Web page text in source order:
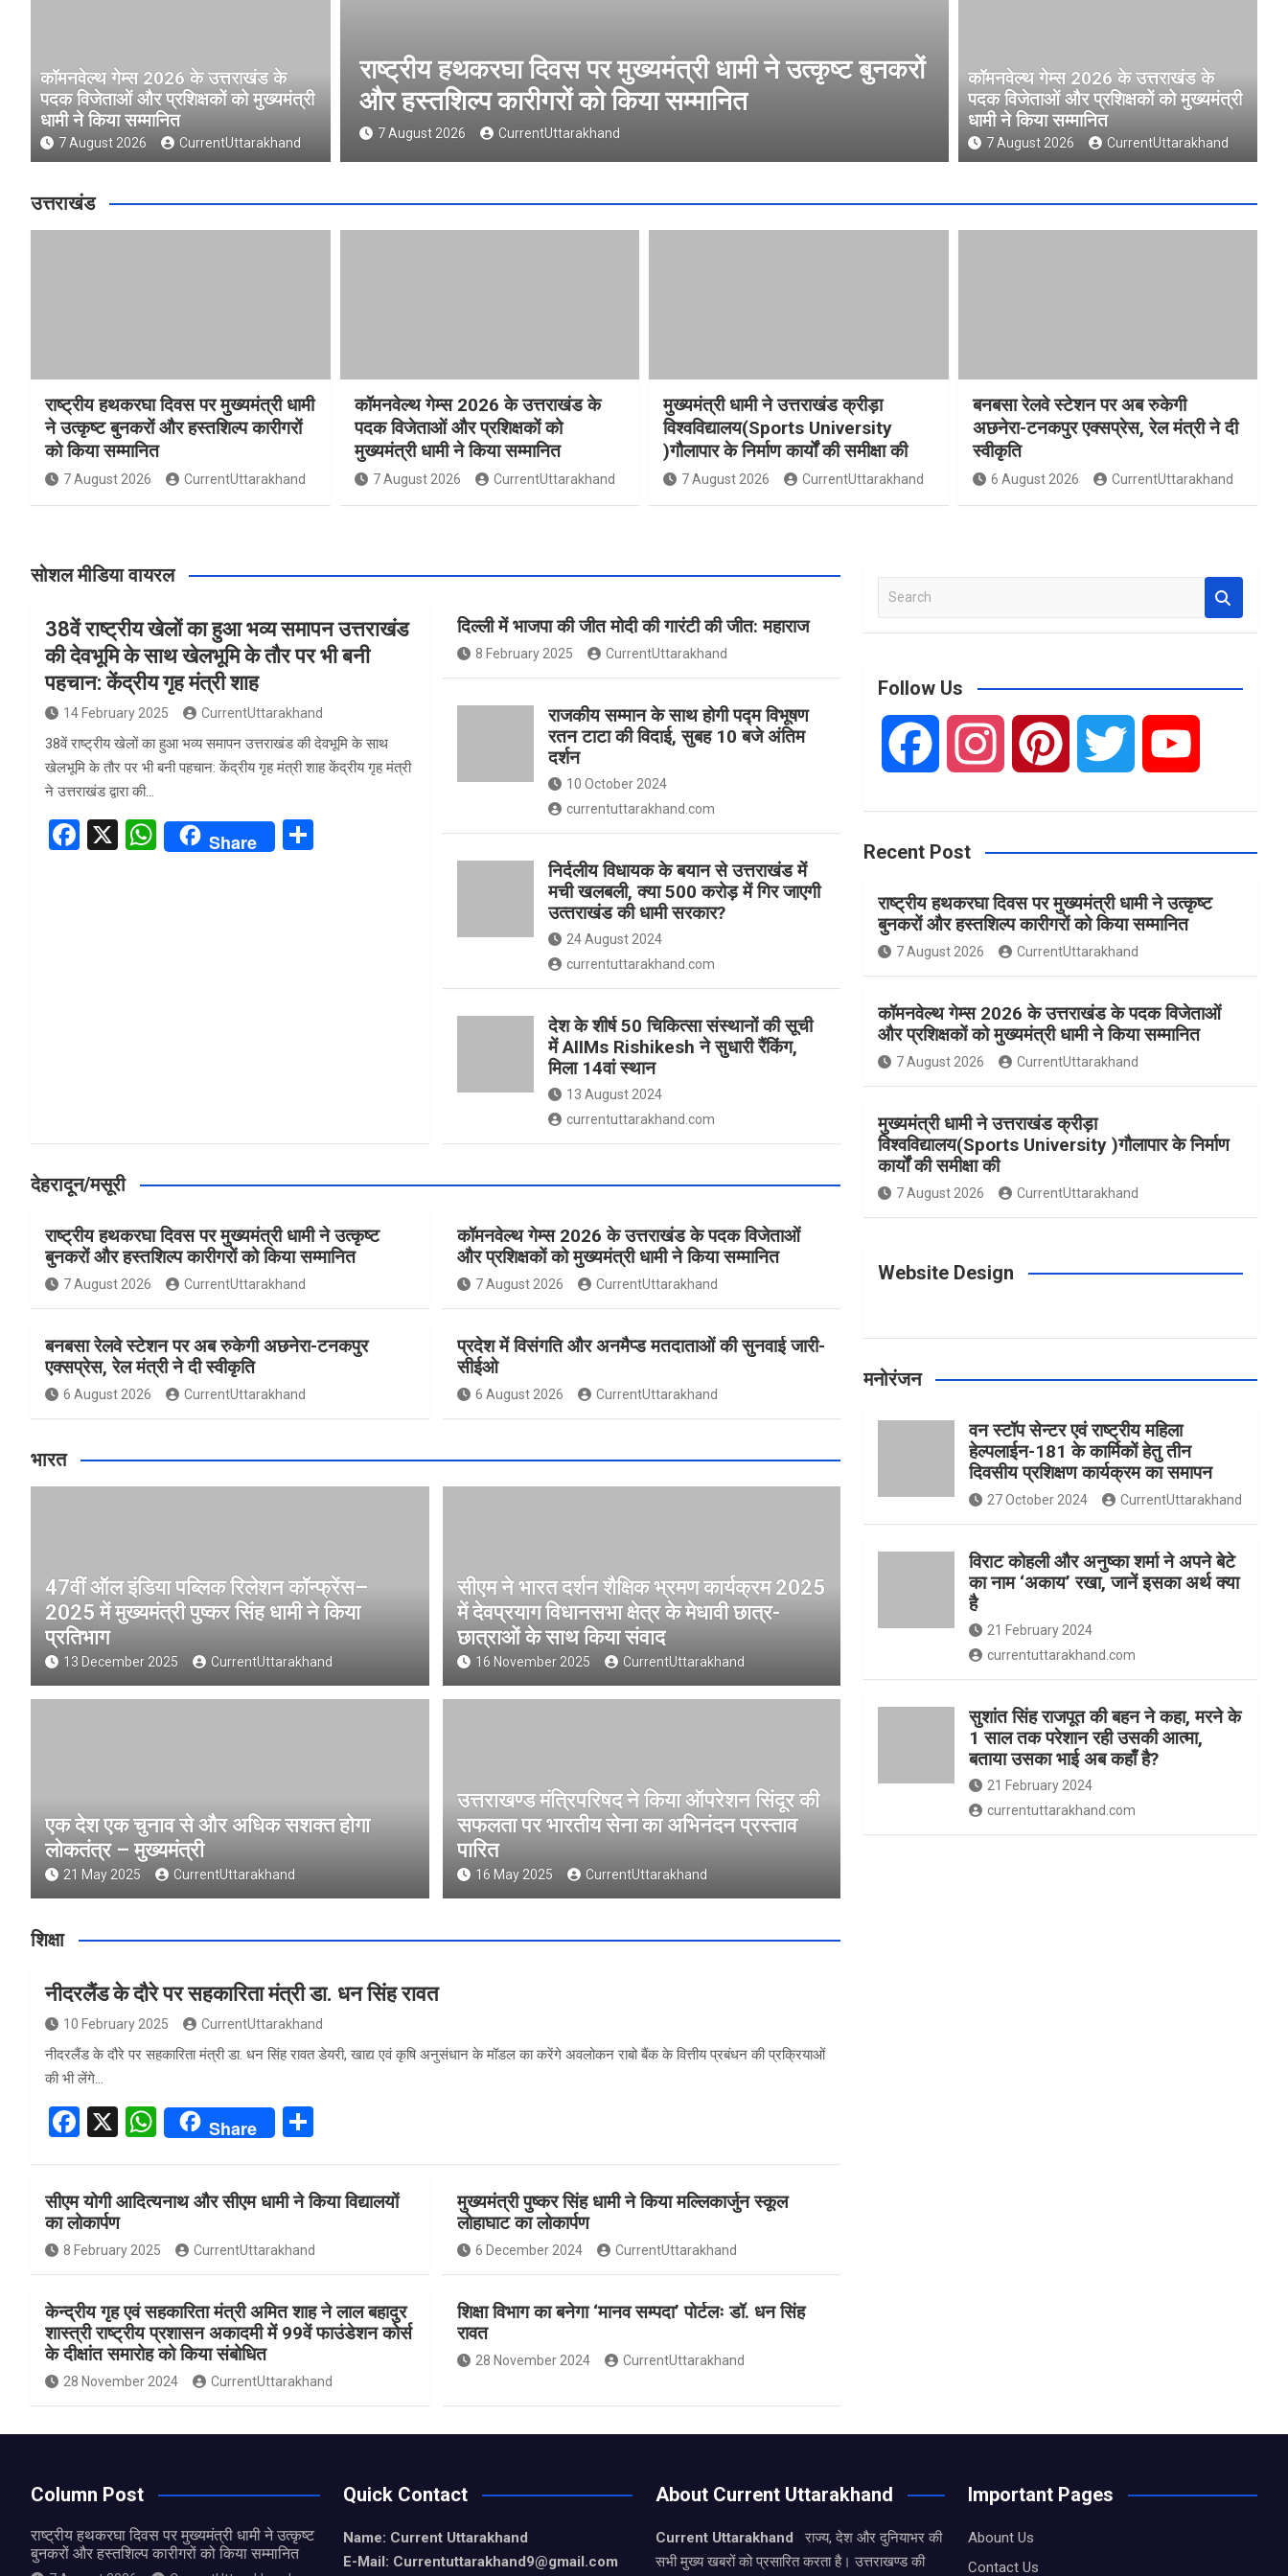
कॉमनवेल्थ गेम्स 2026 के उत्तराखंड के
पदक विजेताओं और प्रशिक्षकों को मुख्यमंत्री
धामी ने किया सम्मानित
7 August 2026 CurrentUttarakhand
पर मुख्यमंत्री धामी ने उत्कृष्ट बुनकरों
किया सम्मानित
कॉमनवेल्थ गेम्स 2026 के उत्तराखंड के पदक विजेताओं और
प्रशिक्षकों को मुख्यमंत्री धामी ने किया सम्मानित
7 August 2026 CurrentUttarakhand
मुख्यमंत्री धामी ने उत्तराखंड
University )गौलापार के
7 August 2026
कॉमनवेल्थ गेम्स 2026 के उत्तराखंड के
पदक विजेताओं और प्रशिक्षकों को मुख्यमंत्री
धामी ने किया सम्मानित
7 August 2026 CurrentUttarakhand
उत्तराखंड
राष्ट्रीय हथकरघा दिवस पर मुख्यमंत्री धामी
ने उत्कृष्ट बुनकरों और हस्तशिल्प कारीगरों
को किया सम्मानित
7 August 2026 CurrentUttarakhand
कॉमनवेल्थ गेम्स 2026 के उत्तराखंड के
पदक विजेताओं और प्रशिक्षकों को
मुख्यमंत्री धामी ने किया सम्मानित
7 August 2026 CurrentUttarakhand
मुख्यमंत्री धामी ने उत्तराखंड क्रीड़ा
विश्वविद्यालय(Sports University
)गौलापार के निर्माण कार्यों की समीक्षा की
7 August 2026 CurrentUttarakhand
बनबसा रेलवे स्टेशन पर अब रुकेगी
अछनेरा-टनकपुर एक्सप्रेस, रेल मंत्री ने दी
स्वीकृति
6 August 2026 CurrentUttarakhand
सोशल मीडिया वायरल
38वें राष्ट्रीय खेलों का हुआ भव्य समापन उत्तराखंड
की देवभूमि के साथ खेलभूमि के तौर पर भी बनी
पहचान: केंद्रीय गृह मंत्री शाह
14 February 2025 CurrentUttarakhand
38वें राष्ट्रीय खेलों का हुआ भव्य समापन उत्तराखंड की देवभूमि के साथ
खेलभूमि के तौर पर भी बनी पहचान: केंद्रीय गृह मंत्री शाह केंद्रीय गृह मंत्री
ने उत्तराखंड द्वारा की…
F
X
W
Share
दिल्ली में भाजपा की जीत मोदी की गारंटी की जीत: महाराज
8 February 2025 CurrentUttarakhand
राजकीय सम्मान के साथ होगी पद्म विभूषण
रतन टाटा की विदाई, सुबह 10 बजे अंतिम
दर्शन
10 October 2024
currentuttarakhand.com
निर्दलीय विधायक के बयान से उत्तराखंड में
मची खलबली, क्‍या 500 करोड़ में गिर जाएगी
उत्‍तराखंड की धामी सरकार?
24 August 2024
currentuttarakhand.com
देश के शीर्ष 50 चिकित्सा संस्थानों की सूची
में AIIMs Rishikesh ने सुधारी रैंकिंग,
मिला 14वां स्थान
13 August 2024
currentuttarakhand.com
देहरादून/मसूरी
राष्ट्रीय हथकरघा दिवस पर मुख्यमंत्री धामी ने उत्कृष्ट
बुनकरों और हस्तशिल्प कारीगरों को किया सम्मानित
7 August 2026 CurrentUttarakhand
कॉमनवेल्थ गेम्स 2026 के उत्तराखंड के पदक विजेताओं
और प्रशिक्षकों को मुख्यमंत्री धामी ने किया सम्मानित
7 August 2026 CurrentUttarakhand
बनबसा रेलवे स्टेशन पर अब रुकेगी अछनेरा-टनकपुर
एक्सप्रेस, रेल मंत्री ने दी स्वीकृति
6 August 2026 CurrentUttarakhand
प्रदेश में विसंगति और अनमैप्ड मतदाताओं की सुनवाई जारी-
सीईओ
6 August 2026 CurrentUttarakhand
भारत
47वीं ऑल इंडिया पब्लिक रिलेशन कॉन्फ्रेंस–
2025 में मुख्यमंत्री पुष्कर सिंह धामी ने किया
प्रतिभाग
13 December 2025 CurrentUttarakhand
सीएम ने भारत दर्शन शैक्षिक भ्रमण कार्यक्रम 2025
में देवप्रयाग विधानसभा क्षेत्र के मेधावी छात्र-
छात्राओं के साथ किया संवाद
16 November 2025 CurrentUttarakhand
एक देश एक चुनाव से और अधिक सशक्त होगा
लोकतंत्र – मुख्यमंत्री
21 May 2025 CurrentUttarakhand
उत्तराखण्ड मंत्रिपरिषद ने किया ऑपरेशन सिंदूर की
सफलता पर भारतीय सेना का अभिनंदन प्रस्ताव
पारित
16 May 2025 CurrentUttarakhand
शिक्षा
नीदरलैंड के दौरे पर सहकारिता मंत्री डा. धन सिंह रावत
10 February 2025 CurrentUttarakhand
नीदरलैंड के दौरे पर सहकारिता मंत्री डा. धन सिंह रावत डेयरी, खाद्य एवं कृषि अनुसंधान के मॉडल का करेंगे अवलोकन राबो बैंक के वित्तीय प्रबंधन की प्रक्रियाओं
की भी लेंगे…
F
ce
b
o
o
k
X
W
s
A
p
p
Share
ar
e
सीएम योगी आदित्यनाथ और सीएम धामी ने किया विद्यालयों
का लोकार्पण
8 February 2025 CurrentUttarakhand
मुख्यमंत्री पुष्कर सिंह धामी ने किया मल्लिकार्जुन स्कूल
लोहाघाट का लोकार्पण
6 December 2024 CurrentUttarakhand
केन्द्रीय गृह एवं सहकारिता मंत्री अमित शाह ने लाल बहादुर
शास्त्री राष्ट्रीय प्रशासन अकादमी में 99वें फाउंडेशन कोर्स
के दीक्षांत समारोह को किया संबोधित
28 November 2024 CurrentUttarakhand
शिक्षा विभाग का बनेगा ‘मानव सम्पदा’ पोर्टलः डॉ. धन सिंह
रावत
28 November 2024 CurrentUttarakhand
a
c
Follow Us
c
e
b
o
o
k
s
t
a
g
r
a
m
n
t
e
r
e
s
t
i
t
t
e
r
u
u
b
e
Recent Post
राष्ट्रीय हथकरघा दिवस पर मुख्यमंत्री धामी ने उत्कृष्ट
बुनकरों और हस्तशिल्प कारीगरों को किया सम्मानित
7 August 2026 CurrentUttarakhand
कॉमनवेल्थ गेम्स 2026 के उत्तराखंड के पदक विजेताओं
और प्रशिक्षकों को मुख्यमंत्री धामी ने किया सम्मानित
7 August 2026 CurrentUttarakhand
मुख्यमंत्री धामी ने उत्तराखंड क्रीड़ा
विश्वविद्यालय(Sports University )गौलापार के निर्माण
कार्यों की समीक्षा की
7 August 2026 CurrentUttarakhand
Website Design
मनोरंजन
वन स्टॉप सेन्टर एवं राष्ट्रीय महिला
हेल्पलाईन-181 के कार्मिकों हेतु तीन
दिवसीय प्रशिक्षण कार्यक्रम का समापन
27 October 2024 CurrentUttarakhand
विराट कोहली और अनुष्का शर्मा ने अपने बेटे
का नाम ‘अकाय’ रखा, जानें इसका अर्थ क्‍या
है
21 February 2024
currentuttarakhand.com
सुशांत सिंह राजपूत की बहन ने कहा, मरने के
1 साल तक परेशान रही उसकी आत्मा,
बताया उसका भाई अब कहाँ है?
21 February 2024
currentuttarakhand.com
Column Post
राष्ट्रीय हथकरघा दिवस पर मुख्यमंत्री धामी ने उत्कृष्ट
बुनकरों और हस्तशिल्प कारीगरों को किया सम्मानित
Quick Contact
Name: Current Uttarakhand
E-Mail: Currentuttarakhand9@gmail.com
About Current Uttarakhand
Current Uttarakhand
राज्य, देश और दुनियाभर की
सभी मुख्य खबरों को प्रसारित करता है। उत्तराखण्ड की
Important Pages
Abount Us
Contact Us